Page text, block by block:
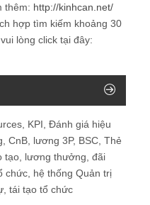
thêm: http://kinhcan.net/
hợp tìm kiếm khoảng 30
lòng click tại đây:
KPI, Đánh giá hiệu
CnB, lương 3P, BSC, Thẻ
tạo, lương thưởng, đãi
chức, hệ thống Quản trị
tái tạo tổ chức